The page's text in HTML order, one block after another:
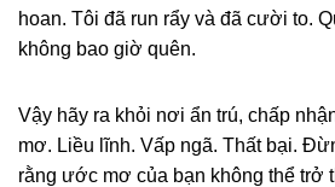
hoan. Tôi đã run rẩy và đã cười to.
không bao giờ quên.
Vậy hãy ra khỏi nơi ẩn trú, chấp
mơ. Liều lĩnh. Vấp ngã. Thất bại.
rằng ước mơ của bạn không thể trở